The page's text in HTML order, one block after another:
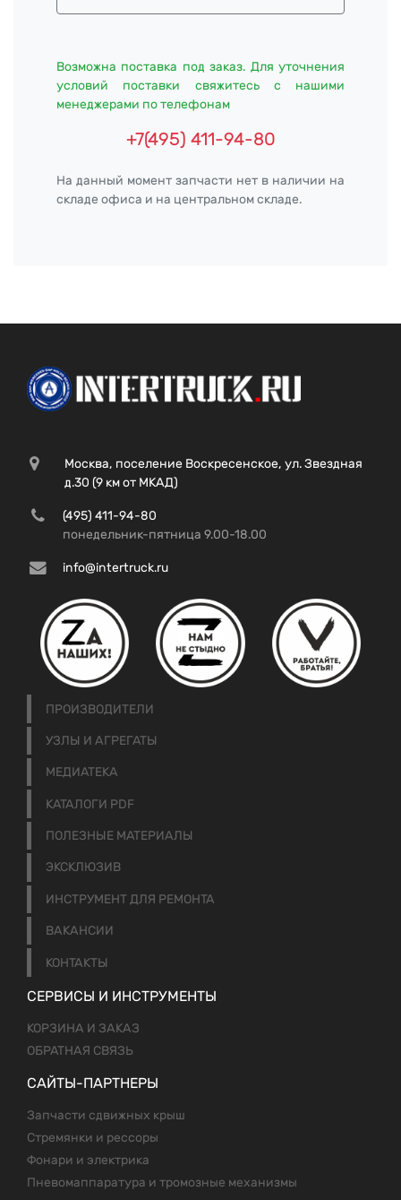
Возможна поставка под заказ. Для уточнения
условий поставки свяжитесь с нашими
менеджерами по телефонам
+7(495) 411-94-80
На данный момент запчасти нет в наличии на
складе офиса и на центральном складе.
Москва, поселение Воскресенское, ул. Звездная
д.30 (9 км от МКАД)
(495) 411-94-80
понедельник-пятница 9.00-18.00
info@intertruck.ru
ПРОИЗВОДИТЕЛИ
УЗЛЫ И АГРЕГАТЫ
МЕДИАТЕКА
КАТАЛОГИ PDF
ПОЛЕЗНЫЕ МАТЕРИАЛЫ
ЭКСКЛЮЗИВ
ИНСТРУМЕНТ ДЛЯ РЕМОНТА
ВАКАНСИИ
КОНТАКТЫ
СЕРВИСЫ И ИНСТРУМЕНТЫ
КОРЗИНА И ЗАКАЗ
ОБРАТНАЯ СВЯЗЬ
САЙТЫ-ПАРТНЕРЫ
Запчасти сдвижных крыш
Стремянки и рессоры
Фонари и электрика
Пневомаппаратура и тромозные механизмы